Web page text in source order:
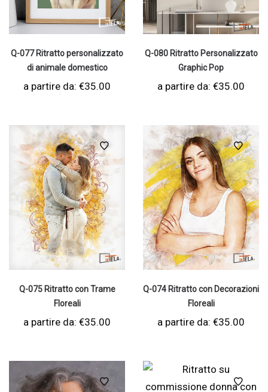
Q-077 Ritratto personalizzato
di animale domestico
a partire da: €35.00
Q-080 Ritratto Personalizzato
Graphic Pop
a partire da: €35.00
Q-075 Ritratto con Trame
Floreali
a partire da: €35.00
Q-074 Ritratto con Decorazioni
Floreali
a partire da: €35.00